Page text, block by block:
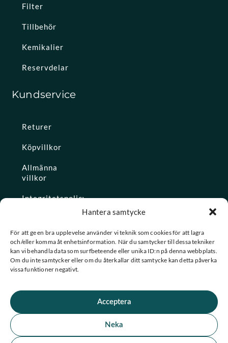
Hantera samtycke
För att ge en bra upplevelse använder vi teknik som cookies för att lagra
och/eller komma åt enhetsinformation. När du samtycker till dessa tekniker
kan vi behandla data som surfbeteende eller unika ID:n på denna webbplats.
Om du inte samtycker eller om du återkallar ditt samtycke kan detta påverka
vissa funktioner negativt.
Acceptera
Neka
Filter
Tillbehör
Kemikalier
Reservdelar
Kundservice
Returer
Köpvillkor
Allmänna
villkor
Integritetspolicy
Konto
★ Trustpilot